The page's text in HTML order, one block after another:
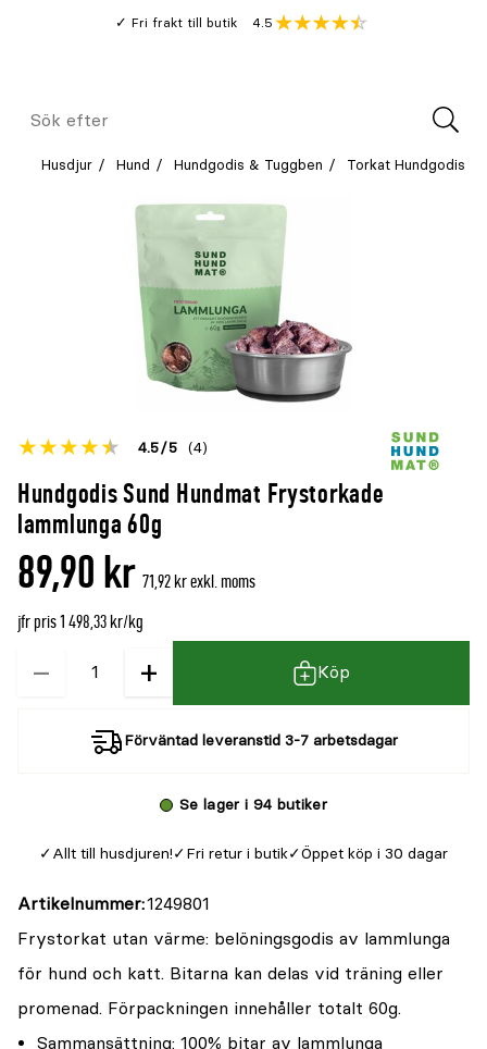
Fri frakt till butik
Genomsnitt
4.5
Meny
Sök
Husdjur Hund Hundgodis & Tuggben Torkat Hundgodis
Hundgodis Sund Hundmat Frystorkade
lammlunga 60g
Betyget
denna
produkt
av
4.5 5 (4)
Öppna
recensioner
89,90 kr 71,92 kr exkl. moms
jfr pris 1 498,33 kr/kg
−
Kvantitet + Köp
Förväntad leveranstid 3-7 arbetsdagar
Se lager i 94 butiker
Allt till husdjuren! Fri retur i butik Öppet köp i 30 dagar
Artikelnummer 1249801
Frystorkat utan värme: belöningsgodis av lammlunga
för hund och katt. Bitarna kan delas vid träning eller
promenad. Förpackningen innehåller totalt 60g.
Sammansättning: 100% bitar av lammlunga